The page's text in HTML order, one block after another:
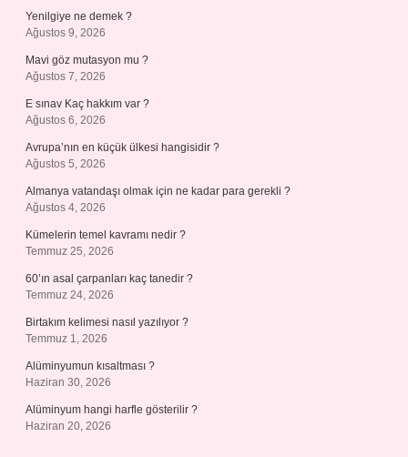
Yenilgiye ne demek ?
Ağustos 9, 2026
Mavi göz mutasyon mu ?
Ağustos 7, 2026
E sınav Kaç hakkım var ?
Ağustos 6, 2026
Avrupa’nın en küçük ülkesi hangisidir ?
Ağustos 5, 2026
Almanya vatandaşı olmak için ne kadar para gerekli ?
Ağustos 4, 2026
Kümelerin temel kavramı nedir ?
Temmuz 25, 2026
60’ın asal çarpanları kaç tanedir ?
Temmuz 24, 2026
Birtakım kelimesi nasıl yazılıyor ?
Temmuz 1, 2026
Alüminyumun kısaltması ?
Haziran 30, 2026
Alüminyum hangi harfle gösterilir ?
Haziran 20, 2026